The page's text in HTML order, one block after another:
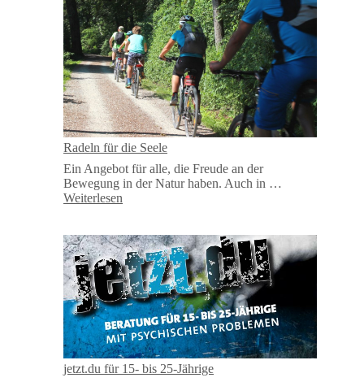
Radeln für die Seele
Ein Angebot für alle, die Freude an der
Bewegung in der Natur haben. Auch in …
Weiterlesen
jetzt.du für 15- bis 25-Jährige